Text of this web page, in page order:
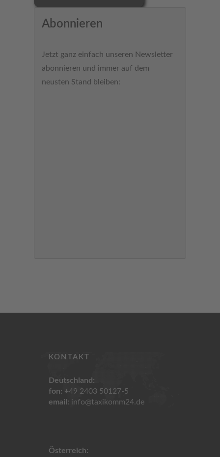
Abonnieren
Jetzt ganz einfach unseren Newsletter
abonnieren und immer auf dem
neusten Stand bleiben:
KONTAKT
Deutschland:
fon: +49 2403 50127-5
email: info@taxikomm24.de
Österreich: